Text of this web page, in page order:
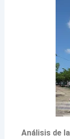
Análisis de